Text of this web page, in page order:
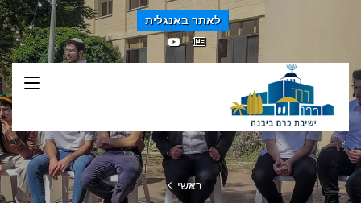
לאתר באנגלית
ראשי